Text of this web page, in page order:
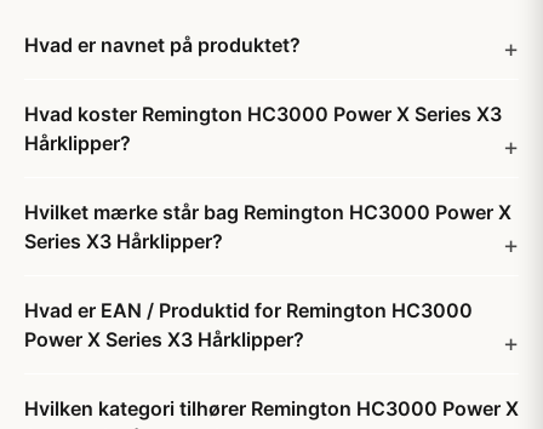
Hvad er navnet på produktet?
Hvad koster Remington HC3000 Power X Series X3
Hårklipper?
Hvilket mærke står bag Remington HC3000 Power X
Series X3 Hårklipper?
Hvad er EAN / Produktid for Remington HC3000
Power X Series X3 Hårklipper?
Hvilken kategori tilhører Remington HC3000 Power X